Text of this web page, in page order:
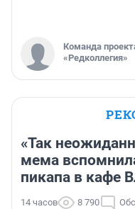
Команда
«Редколлегия»
«Так
мема
пикапа в кафе
14 часов 8 790